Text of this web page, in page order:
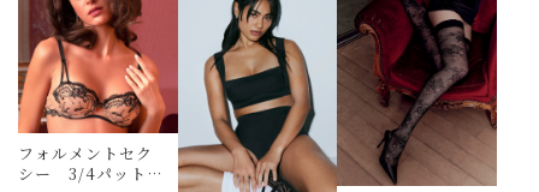
フォルメントセク
シー 3/4パット無